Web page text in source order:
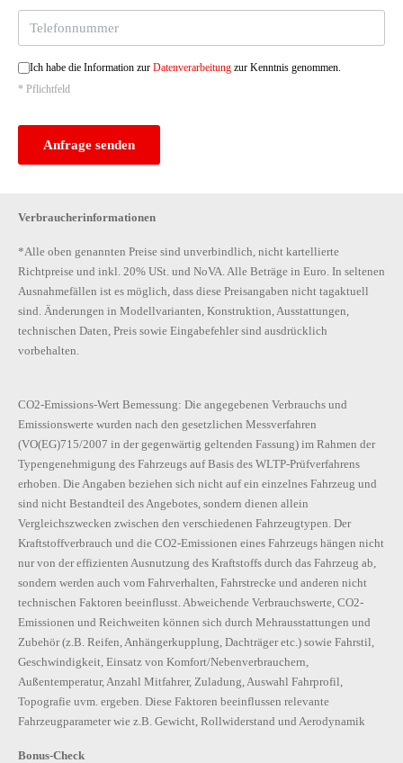
Ich habe die Information zur Datenverarbeitung zur Kenntnis genommen.
* Pflichtfeld
Anfrage senden
Verbraucherinformationen
*Alle oben genannten Preise sind unverbindlich, nicht kartellierte
Richtpreise und inkl. 20% USt. und NoVA. Alle Beträge in Euro. In seltenen
Ausnahmefällen ist es möglich, dass diese Preisangaben nicht tagaktuell
sind. Änderungen in Modellvarianten, Konstruktion, Ausstattungen,
technischen Daten, Preis sowie Eingabefehler sind ausdrücklich
vorbehalten.
CO2-Emissions-Wert Bemessung: Die angegebenen Verbrauchs und
Emissionswerte wurden nach den gesetzlichen Messverfahren
(VO(EG)715/2007 in der gegenwärtig geltenden Fassung) im Rahmen der
Typengenehmigung des Fahrzeugs auf Basis des WLTP-Prüfverfahrens
erhoben. Die Angaben beziehen sich nicht auf ein einzelnes Fahrzeug und
sind nicht Bestandteil des Angebotes, sondern dienen allein
Vergleichszwecken zwischen den verschiedenen Fahrzeugtypen. Der
Kraftstoffverbrauch und die CO2-Emissionen eines Fahrzeugs hängen nicht
nur von der effizienten Ausnutzung des Kraftstoffs durch das Fahrzeug ab,
sondern werden auch vom Fahrverhalten, Fahrstrecke und anderen nicht
technischen Faktoren beeinflusst. Abweichende Verbrauchswerte, CO2-
Emissionen und Reichweiten können sich durch Mehrausstattungen und
Zubehör (z.B. Reifen, Anhängerkupplung, Dachträger etc.) sowie Fahrstil,
Geschwindigkeit, Einsatz von Komfort/Nebenverbrauchern,
Außentemperatur, Anzahl Mitfahrer, Zuladung, Auswahl Fahrprofil,
Topografie uvm. ergeben. Diese Faktoren beeinflussen relevante
Fahrzeugparameter wie z.B. Gewicht, Rollwiderstand und Aerodynamik
Bonus-Check